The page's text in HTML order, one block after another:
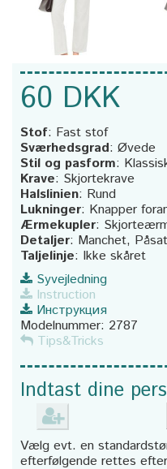
60 DKK
Stof: Fast stof
Sværhedsgrad: Øvede
Stil og pasform:
Krave: Skjortekrave
Halslinien: Rund
Lukninger: Knapper
Ærmekupler:
Detaljer: Manchet,
Taljelinje: Ikke skåret
Syvejledning
Instruction
Инструкция
Modelnummer: 2787
Tips&Tricks
Indtast dine
Vælg evt. en
efterfølgende rettes